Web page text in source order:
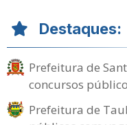
Destaques:
Prefeitura de
concursos
Prefeitura de